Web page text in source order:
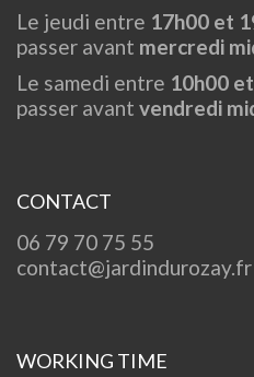
Le jeudi entre 17h00 et
passer avant mercredi
Le samedi entre 10h00
passer avant vendredi
CONTACT
06 79 70 75 55
contact@jardindurozay.fr
WORKING TIME